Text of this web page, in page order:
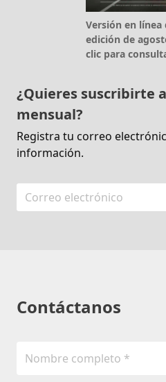
Versión en línea
edición de
clic para
¿Quieres suscribirte
mensual?
Registra tu correo
información.
Contáctanos